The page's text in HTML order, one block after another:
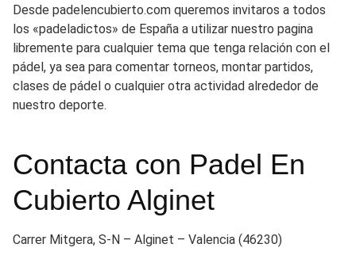
Desde padelencubierto.com queremos invitaros a todos
los «padeladictos» de España a utilizar nuestro pagina
libremente para cualquier tema que tenga relación con el
pádel, ya sea para comentar torneos, montar partidos,
clases de pádel o cualquier otra actividad alrededor de
nuestro deporte.
Contacta con Padel En
Cubierto Alginet
Carrer Mitgera, S-N – Alginet – Valencia (46230)